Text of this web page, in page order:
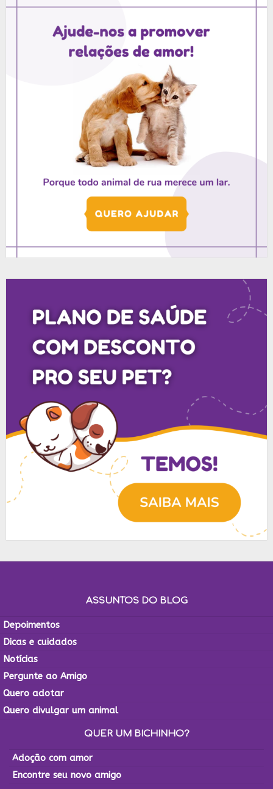
ASSUNTOS DO BLOG
Depoimentos
Dicas e cuidados
Notícias
Pergunte ao Amigo
Quero adotar
Quero divulgar um animal
QUER UM BICHINHO?
Adoção com amor
Encontre seu novo amigo